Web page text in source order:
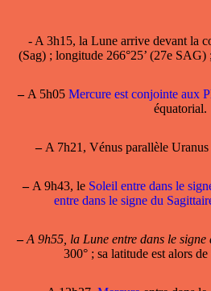
- A 3h15, la Lune arrive devant la
(Sag) ; longitude 266°25’ (27e SAG)
–A 5h05 Mercure est conjointe aux
équatorial.
–A 7h21, Vénus parallèle
–A 9h43, le Soleil entre dans le
entre dans le signe du
– A 9h55, la Lune entre dans le
300° ; sa latitude est alors de